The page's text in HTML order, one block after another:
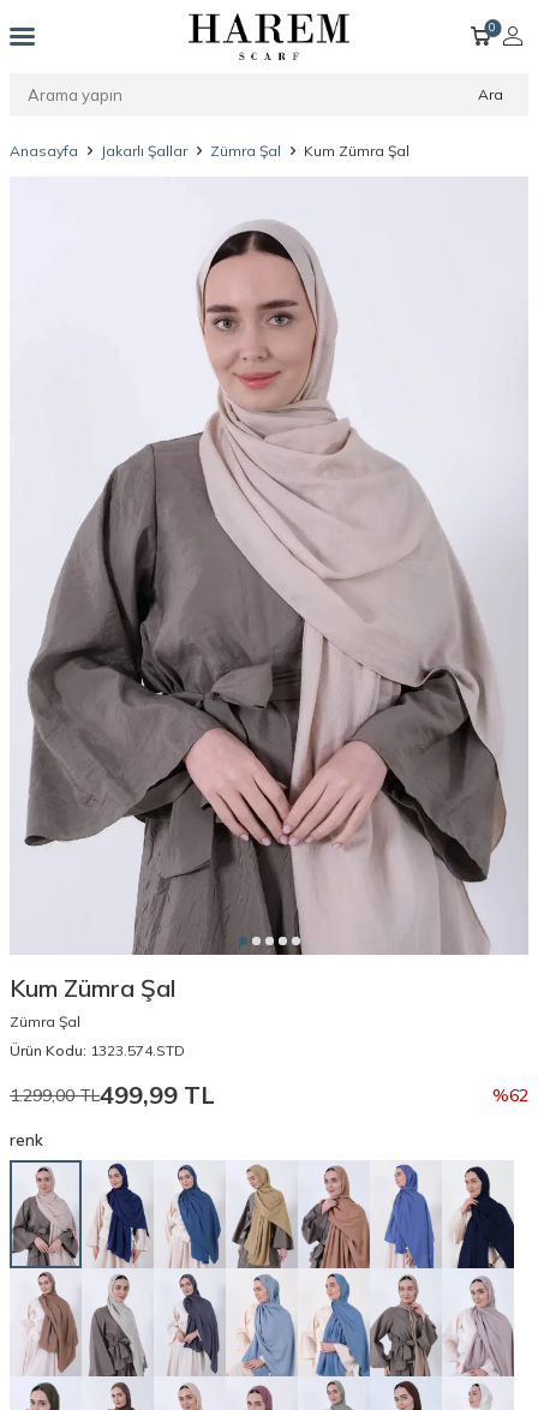
Ara
0
Anasayfa Jakarlı Şallar Zümra Şal Kum Zümra Şal
Kum Zümra Şal
Zümra Şal
Ürün Kodu: 1323.574.STD
1.299,00TL499,99 TL %62
renk